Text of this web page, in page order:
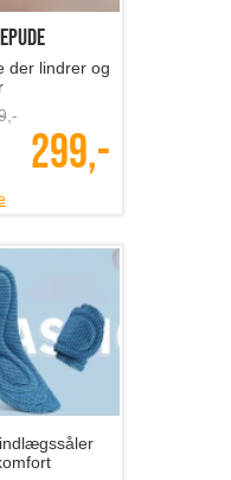
der lindrer og
,-
299,-